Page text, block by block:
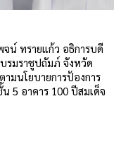
จน์ ทรายแก้ว อธิการบดี
รมราชูปถัมภ์ จังหวัด
มนโยบายการป้องการ
5 อาคาร 100 ปีสมเด็จ